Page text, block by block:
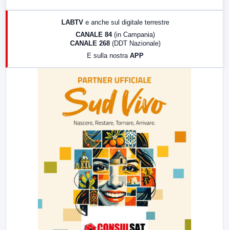
LABTV e anche sul digitale terrestre
CANALE 84 (in Campania)
CANALE 268 (DDT Nazionale)
E sulla nostra APP